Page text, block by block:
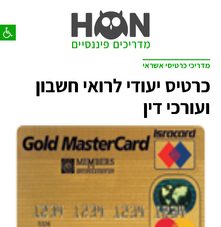
פתח
מדריכי כרטיסי אשראי
כרטיס יעודי לרואי חשבון
ועורכי דין